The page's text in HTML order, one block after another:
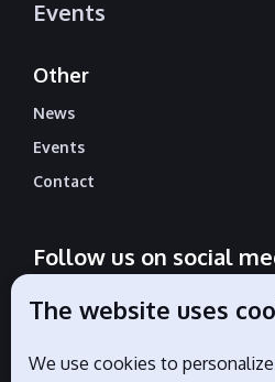
Events
Other
News
Events
Contact
Follow us on social
Official
The website uses
We use cookies to